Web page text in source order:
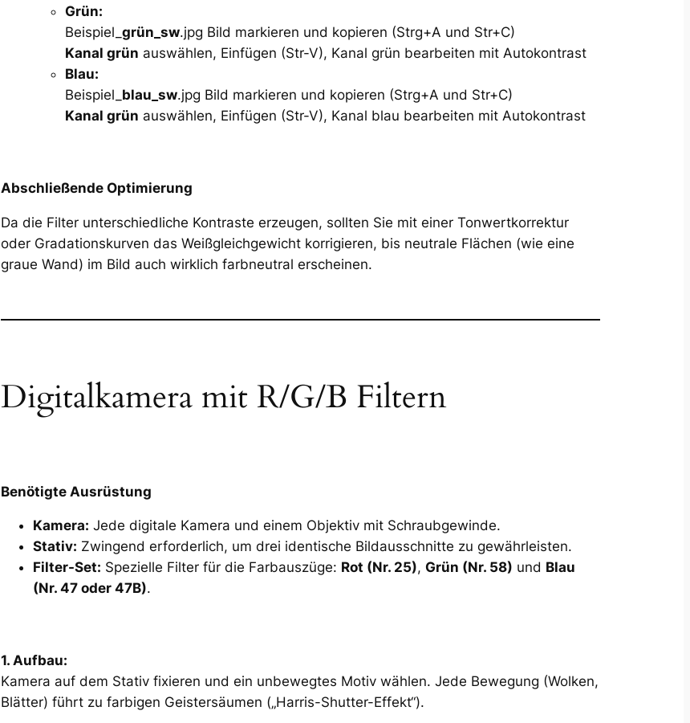
Grün:
Beispiel_grün_sw.jpg Bild markieren und kopieren (Strg+A und Str+C)
Kanal grün auswählen, Einfügen (Str-V), Kanal grün bearbeiten mit Autokontrast
Blau:
Beispiel_ blau_sw.jpg Bild markieren und kopieren (Strg+A und Str+C)
Kanal grün auswählen, Einfügen (Str-V), Kanal blau bearbeiten mit Autokontrast
Abschließende Optimierung
Da die Filter unterschiedliche Kontraste erzeugen, sollten Sie mit einer Tonwertkorrektur
oder Gradationskurven das Weißgleichgewicht korrigieren, bis neutrale Flächen (wie eine
graue Wand) im Bild auch wirklich farbneutral erscheinen.
Digitalkamera mit R/G/B Filtern
Benötigte Ausrüstung
Kamera: Jede digitale Kamera und einem Objektiv mit Schraubgewinde.
Stativ: Zwingend erforderlich, um drei identische Bildausschnitte zu gewährleisten.
Filter-Set: Spezielle Filter für die Farbauszüge: Rot (Nr. 25),Grün (Nr. 58) und Blau
(Nr. 47 oder 47B).
1. Aufbau:
Kamera auf dem Stativ fixieren und ein unbewegtes Motiv wählen. Jede Bewegung (Wolken,
Blätter) führt zu farbigen Geistersäumen („Harris-Shutter-Effekt“).